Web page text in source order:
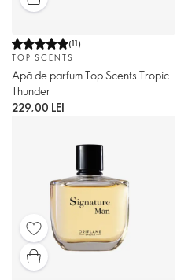
(11)
TOP SCENTS
Apă de parfum Top Scents Tropic
Thunder
229,00 LEI